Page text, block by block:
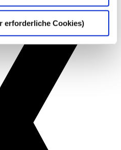
erforderliche Cookies)